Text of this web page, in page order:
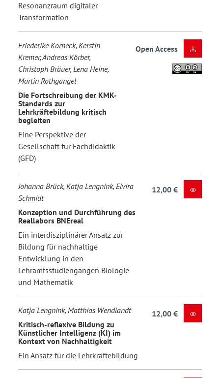
Resonanzraum digitaler
Transformation
Friederike Korneck, Kerstin
Kremer, Andreas Körber,
Christoph Bräuer, Lena Heine,
Martin Rothgangel
Die Fortschreibung der KMK-
Standards zur
Lehrkräftebildung kritisch
begleiten
Eine Perspektive der
Gesellschaft für Fachdidaktik
(GFD)
Open Access
Johanna Brück, Katja Lengnink, Elvira
Schmidt
Konzeption und Durchführung des
Reallabors BNEreal
Ein interdisziplinärer Ansatz zur
Bildung für nachhaltige
Entwicklung in den
Lehramtsstudiengängen Biologie
und Mathematik
12,00 €
Katja Lengnink, Matthias Wendlandt
Kritisch-reflexive Bildung zu
Künstlicher Intelligenz (KI) im
Kontext von Nachhaltigkeit
Ein Ansatz für die Lehrkräftebildung
12,00 €